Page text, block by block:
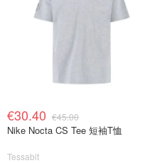
€30.40 €45.00
Nike Nocta CS Tee 短袖T恤
Tessabit